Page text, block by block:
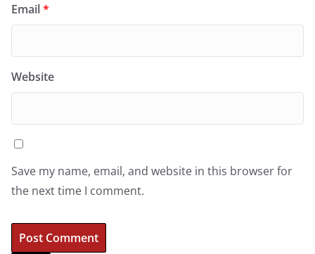
Email*
Website
Save my name, email, and website in this browser for
the next time I comment.